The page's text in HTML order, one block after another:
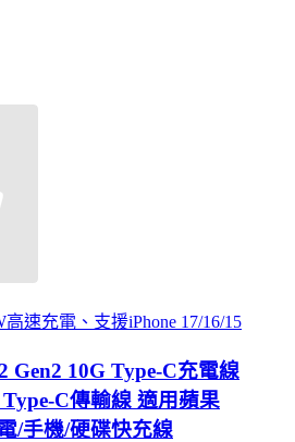
高速充電、支援iPhone 17/16/15
Gen2 10G Type-C充電線
C傳輸線 適用蘋果
/手機/硬碟快充線